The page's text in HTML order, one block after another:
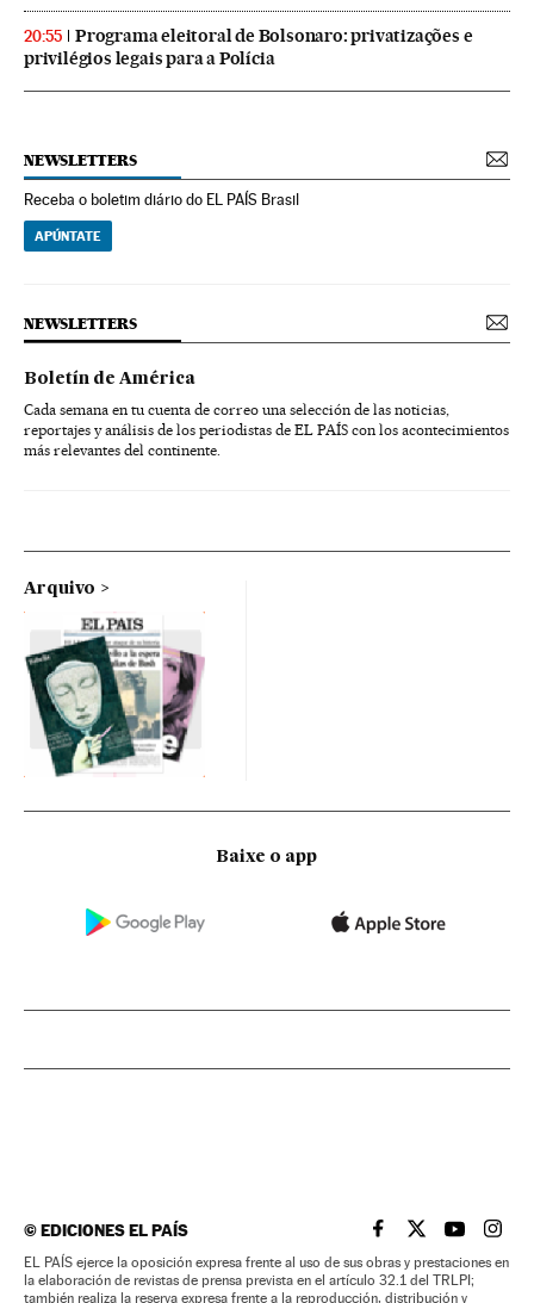
20:55
Programa eleitoral de Bolsonaro: privatizações e
privilégios legais para a Polícia
NEWSLETTERS
Receba o boletim diário do EL PAÍS Brasil
APÚNTATE
NEWSLETTERS
Boletín de América
Cada semana en tu cuenta de correo una selección de las noticias,
reportajes y análisis de los periodistas de EL PAÍS con los acontecimientos
más relevantes del continente.
Arquivo
Baixe o app
©EDICIONES EL PAÍS EL PAÍS BRASIL EN
EL PAÍSEL PAÍS
EL
EL PAÍS ejerce la oposición expresa frente al uso de sus obras y prestaciones en
la elaboración de revistas de prensa prevista en el artículo 32.1 del TRLPI;
también realiza la reserva expresa frente a la reproducción, distribución y